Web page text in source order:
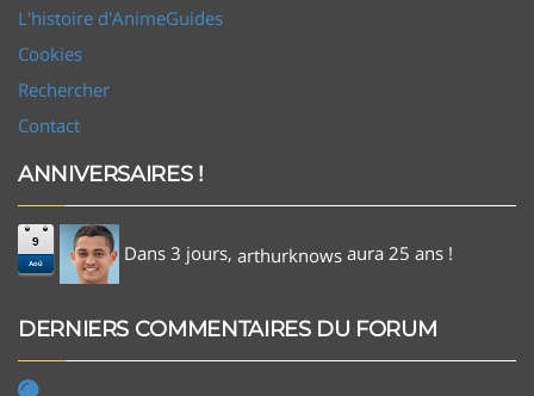
L'histoire d'AnimeGuides
Cookies
Rechercher
Contact
ANNIVERSAIRES !
9
Aoû Dans 3 jours, arthurknows aura 25 ans !
DERNIERS COMMENTAIRES DU FORUM